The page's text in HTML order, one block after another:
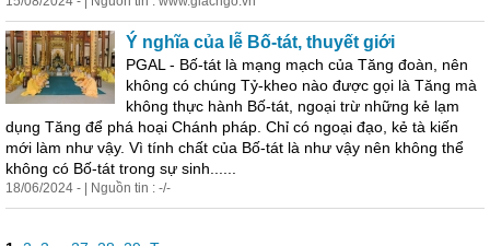
Ý nghĩa của lễ Bố-tát, thuyết giới
PGAL - Bố-tát là mạng mạch của Tăng đoàn, nên
không có chúng Tỷ-kheo nào được gọi là Tăng mà
không thực hành Bố-tát, ngoại trừ những kẻ lạm
dụng Tăng để phá hoại Chánh pháp. Chỉ có ngoại đạo, kẻ tà kiến
mới làm như vậy. Vì tính chất của Bố-tát là như vậy nên không thể
không có Bố-tát trong sự sinh......
18/06/2024 - | Nguồn tin : -/-